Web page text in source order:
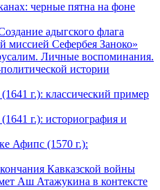
черные пятна на фоне
адыгского флага
миссией Сефербея Заноко»
Личные воспоминания.
истории
г.): классический пример
г.): историография и
Афипс (1570 г.):
Кавказской войны
Аш Атажукина в контексте